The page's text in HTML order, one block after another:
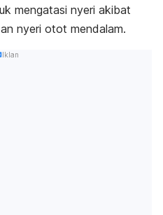
mengatasi nyeri akibat
nyeri otot mendalam.
Iklan